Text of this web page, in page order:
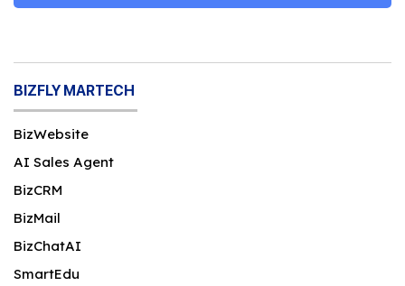
BIZFLY MARTECH
BizWebsite
AI Sales Agent
BizCRM
BizMail
BizChatAI
SmartEdu